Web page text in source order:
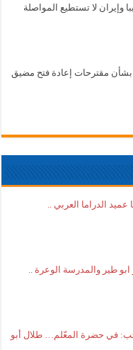
وإيران لا تستطيع المواصلة
مقترحات إعادة فتح مضيق
الدراما العربي ..
طير والمدرسة الوعرة ..
في حضرة المعّلم… طلال أبو